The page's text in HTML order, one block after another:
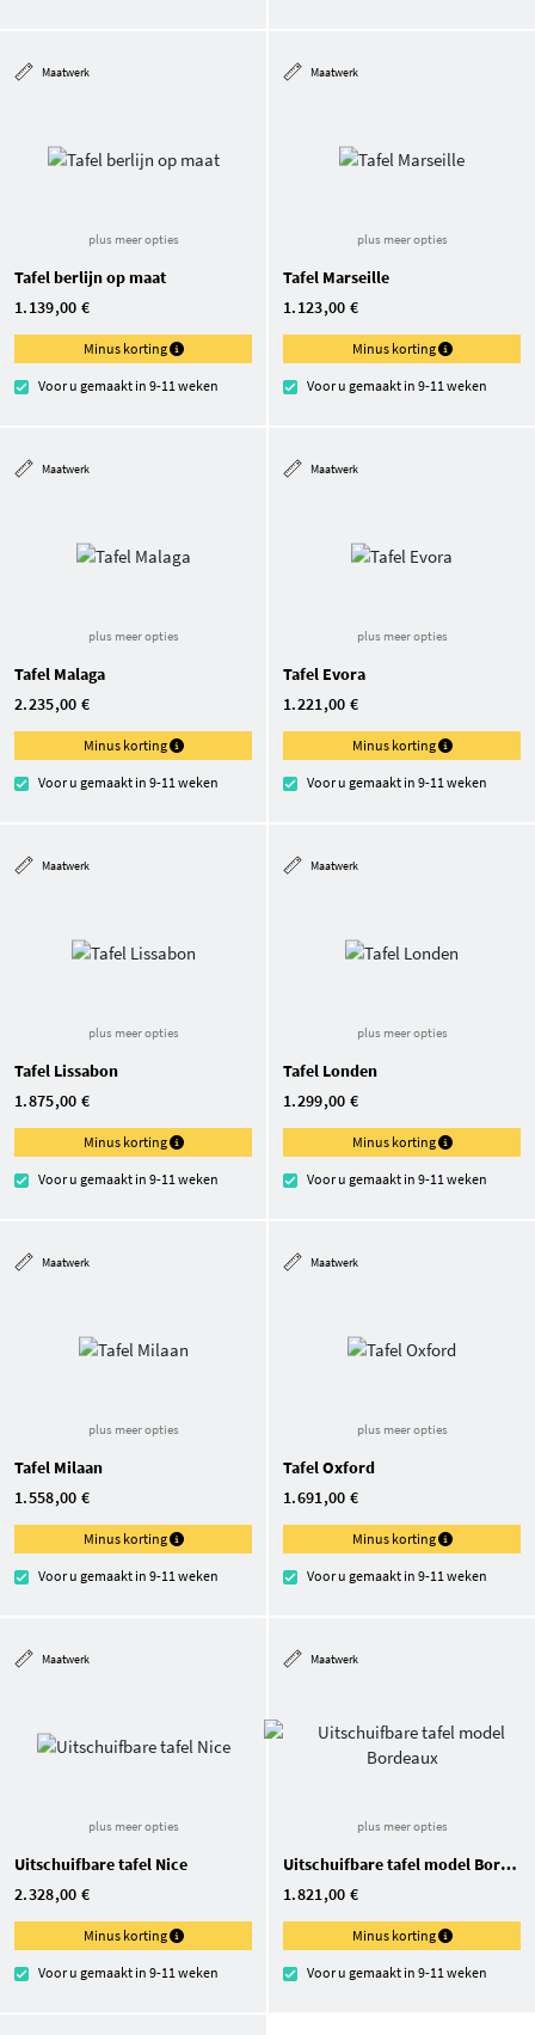
Maatwerk
plus meer opties
Tafel berlijn op maat
1.139,00 €
Minus korting
Voor u gemaakt in 9-11 weken
Maatwerk
plus meer opties
Tafel Marseille
1.123,00 €
Minus korting
Voor u gemaakt in 9-11 weken
Maatwerk
plus meer opties
Tafel Malaga
2.235,00 €
Minus korting
Voor u gemaakt in 9-11 weken
Maatwerk
plus meer opties
Tafel Evora
1.221,00 €
Minus korting
Voor u gemaakt in 9-11 weken
Maatwerk
plus meer opties
Tafel Lissabon
1.875,00 €
Minus korting
Voor u gemaakt in 9-11 weken
Maatwerk
plus meer opties
Tafel Londen
1.299,00 €
Minus korting
Voor u gemaakt in 9-11 weken
Maatwerk
plus meer opties
Tafel Milaan
1.558,00 €
Minus korting
Voor u gemaakt in 9-11 weken
Maatwerk
plus meer opties
Tafel Oxford
1.691,00 €
Minus korting
Voor u gemaakt in 9-11 weken
Maatwerk
plus meer opties
Uitschuifbare tafel Nice
2.328,00 €
Minus korting
Voor u gemaakt in 9-11 weken
Maatwerk
plus meer opties
Uitschuifbare tafel model Bordeaux
1.821,00 €
Minus korting
Voor u gemaakt in 9-11 weken